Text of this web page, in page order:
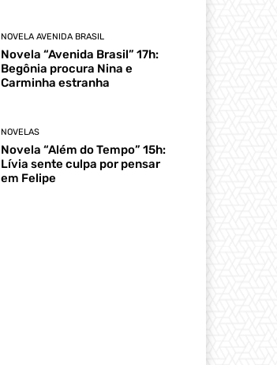
NOVELA AVENIDA BRASIL
Novela “Avenida Brasil” 17h:
Begônia procura Nina e
Carminha estranha
NOVELAS
Novela “Além do Tempo” 15h:
Lívia sente culpa por pensar
em Felipe